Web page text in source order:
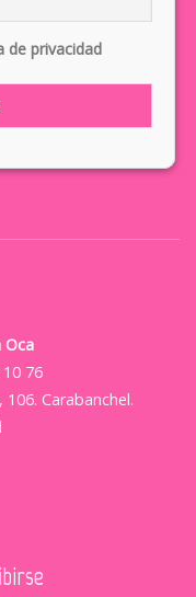
de privacidad
Oca
76
106. Carabanchel.